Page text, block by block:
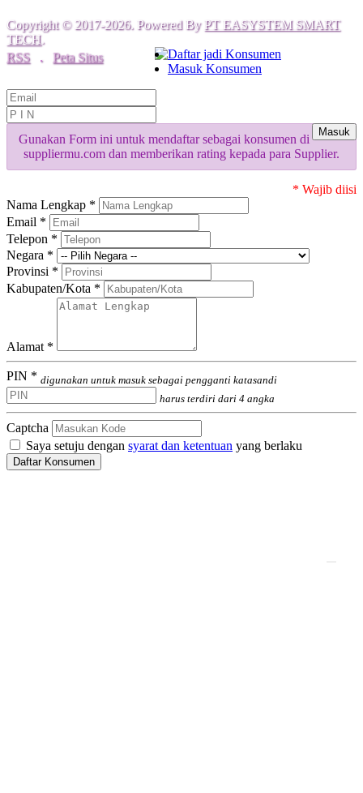
Copyright © 2017-2026. Powered By PT EASYSTEM SMART
TECH.
RSS
. Peta Situs
Daftar jadi Konsumen
Masuk Konsumen
Masuk
Gunakan Form ini untuk mendaftar sebagai konsumen di
suppliermu.com dan memberikan rating kepada para Supplier.
* Wajib diisi
Nama Lengkap *
Email *
Telepon *
Negara *
Provinsi *
Kabupaten/Kota *
Alamat *
PIN * digunakan untuk masuk sebagai pengganti katasandi
harus terdiri dari 4 angka
Captcha
Saya setuju dengan syarat dan ketentuan yang berlaku
Daftar Konsumen